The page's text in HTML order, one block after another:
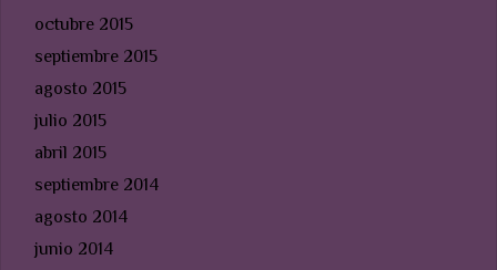
octubre 2015
septiembre 2015
agosto 2015
julio 2015
abril 2015
septiembre 2014
agosto 2014
junio 2014